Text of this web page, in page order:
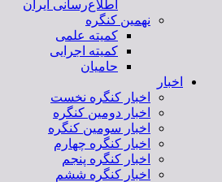
اطلاع‌رسانی ایران
نهمین کنگره
کمیته علمی
کمیته اجرایی
حامیان
اخبار
اخبار کنگره نخست
اخبار دومین کنگره
اخبار سومین کنگره
اخبار کنگره چهارم
اخبار کنگره پنجم
اخبار کنگره ششم